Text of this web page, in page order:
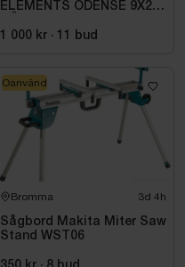
ELEMENTS ODENSE 9X21
1 000 kr · 11 bud
Bromma 3d 4h
Sågbord Makita Miter Saw
Stand WST06
Oanvänd